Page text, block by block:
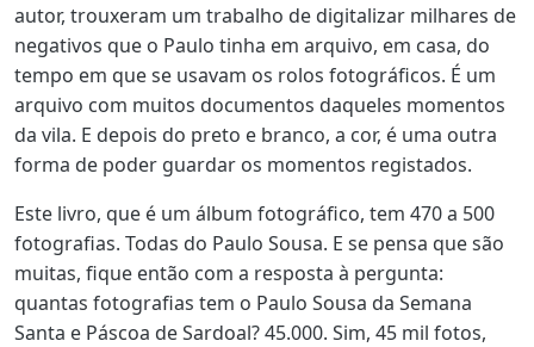
autor, trouxeram um trabalho de digitalizar milhares de
negativos que o Paulo tinha em arquivo, em casa, do
tempo em que se usavam os rolos fotográficos. É um
arquivo com muitos documentos daqueles momentos
da vila. E depois do preto e branco, a cor, é uma outra
forma de poder guardar os momentos registados.
Este livro, que é um álbum fotográfico, tem 470 a 500
fotografias. Todas do Paulo Sousa. E se pensa que são
muitas, fique então com a resposta à pergunta:
quantas fotografias tem o Paulo Sousa da Semana
Santa e Páscoa de Sardoal? 45.000. Sim, 45 mil fotos,